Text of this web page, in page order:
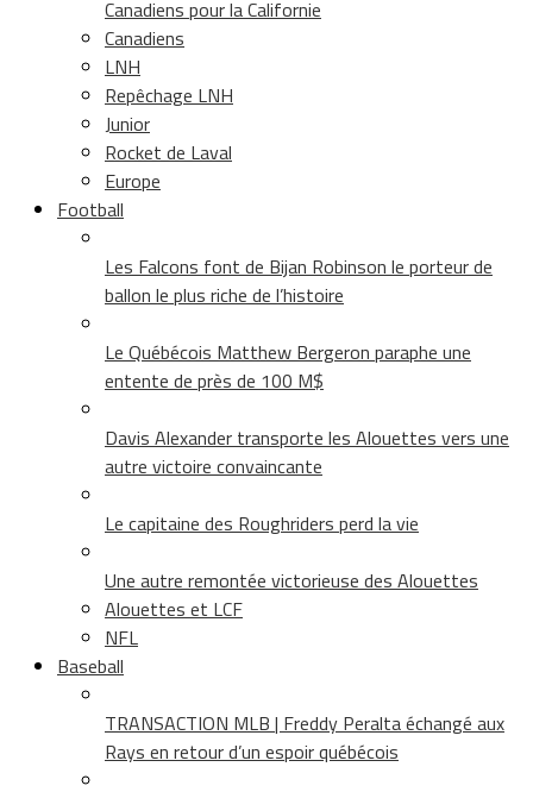
Canadiens pour la Californie
Canadiens
LNH
Repêchage LNH
Junior
Rocket de Laval
Europe
Football
Les Falcons font de Bijan Robinson le porteur de
ballon le plus riche de l’histoire
Le Québécois Matthew Bergeron paraphe une
entente de près de 100 M$
Davis Alexander transporte les Alouettes vers une
autre victoire convaincante
Le capitaine des Roughriders perd la vie
Une autre remontée victorieuse des Alouettes
Alouettes et LCF
NFL
Baseball
TRANSACTION MLB | Freddy Peralta échangé aux
Rays en retour d’un espoir québécois